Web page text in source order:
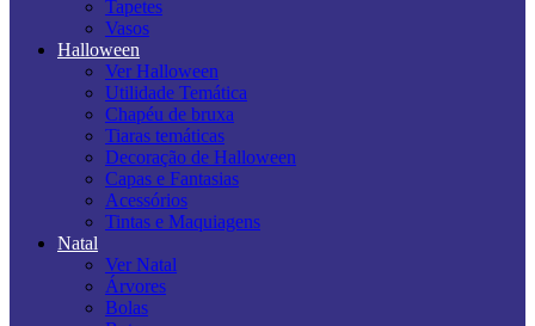
Tapetes
Vasos
Halloween
Ver Halloween
Utilidade Temática
Chapéu de bruxa
Tiaras temáticas
Decoração de Halloween
Capas e Fantasias
Acessórios
Tintas e Maquiagens
Natal
Ver Natal
Árvores
Bolas